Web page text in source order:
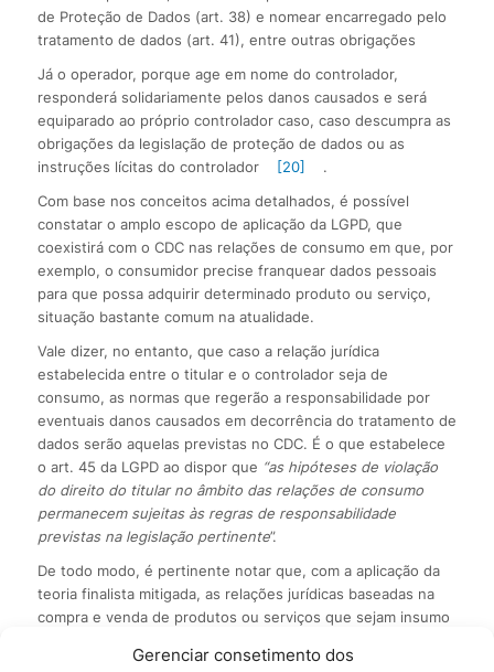
Gerenciar consetimento dos
de Proteção de Dados (art. 38) e nomear encarregado pelo
tratamento de dados (art. 41), entre outras obrigações
Já o operador, porque age em nome do controlador,
responderá solidariamente pelos danos causados e será
equiparado ao próprio controlador caso, caso descumpra as
obrigações da legislação de proteção de dados ou as
instruções lícitas do controlador
[20]
.
Com base nos conceitos acima detalhados, é possível
constatar o amplo escopo de aplicação da LGPD, que
coexistirá com o CDC nas relações de consumo em que, por
exemplo, o consumidor precise franquear dados pessoais
para que possa adquirir determinado produto ou serviço,
situação bastante comum na atualidade.
Vale dizer, no entanto, que caso a relação jurídica
estabelecida entre o titular e o controlador seja de
consumo, as normas que regerão a responsabilidade por
eventuais danos causados em decorrência do tratamento de
dados serão aquelas previstas no CDC. É o que estabelece
o art. 45 da LGPD ao dispor que “as hipóteses de violação
do direito do titular no âmbito das relações de consumo
permanecem sujeitas às regras de responsabilidade
previstas na legislação pertinente”.
De todo modo, é pertinente notar que, com a aplicação da
teoria finalista mitigada, as relações jurídicas baseadas na
compra e venda de produtos ou serviços que sejam insumo
inteiramente aplicável.